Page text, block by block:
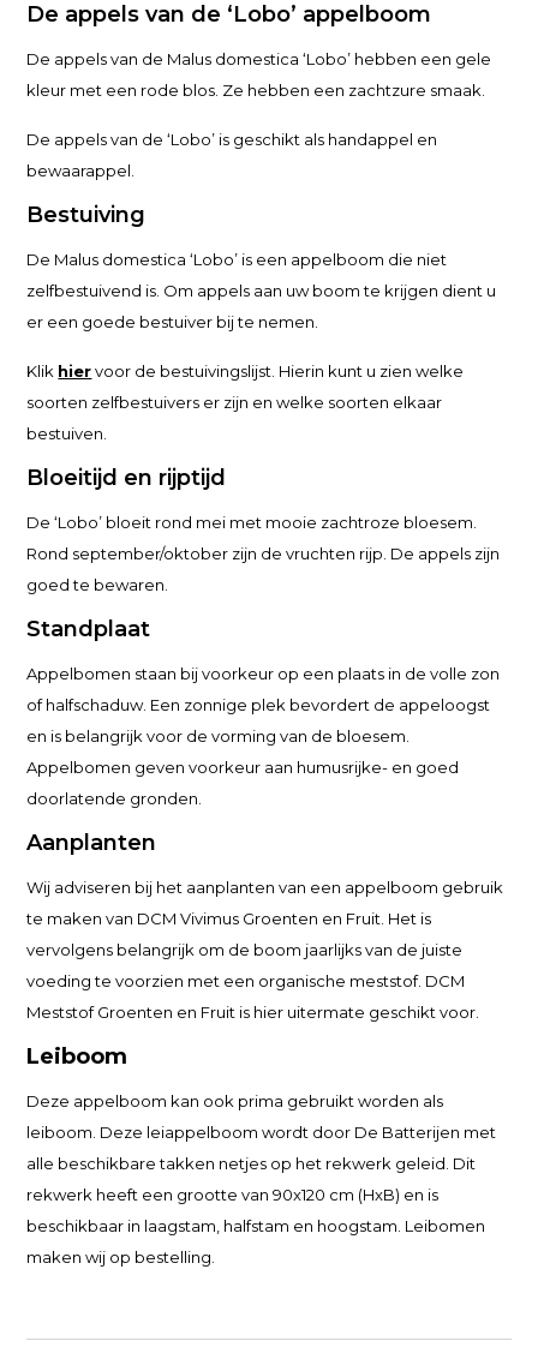
De appels van de ‘Lobo’ appelboom
De appels van de Malus domestica ‘Lobo’ hebben een gele
kleur met een rode blos. Ze hebben een zachtzure smaak.
De appels van de ‘Lobo’ is geschikt als handappel en
bewaarappel.
Bestuiving
De Malus domestica ‘Lobo’ is een appelboom die niet
zelfbestuivend is. Om appels aan uw boom te krijgen dient u
er een goede bestuiver bij te nemen.
Klik hiervoor de bestuivingslijst. Hierin kunt u zien welke
soorten zelfbestuivers er zijn en welke soorten elkaar
bestuiven.
Bloeitijd en rijptijd
De ‘Lobo’ bloeit rond mei met mooie zachtroze bloesem.
Rond september/oktober zijn de vruchten rijp. De appels zijn
goed te bewaren.
Standplaat
Appelbomen staan bij voorkeur op een plaats in de volle zon
of halfschaduw. Een zonnige plek bevordert de appeloogst
en is belangrijk voor de vorming van de bloesem.
Appelbomen geven voorkeur aan humusrijke- en goed
doorlatende gronden.
Aanplanten
Wij adviseren bij het aanplanten van een appelboom gebruik
te maken van DCM Vivimus Groenten en Fruit. Het is
vervolgens belangrijk om de boom jaarlijks van de juiste
voeding te voorzien met een organische meststof. DCM
Meststof Groenten en Fruit is hier uitermate geschikt voor.
Leiboom
Deze appelboom kan ook prima gebruikt worden als
leiboom. Deze leiappelboom wordt door De Batterijen met
alle beschikbare takken netjes op het rekwerk geleid. Dit
rekwerk heeft een grootte van 90x120 cm (HxB) en is
beschikbaar in laagstam, halfstam en hoogstam. Leibomen
maken wij op bestelling.